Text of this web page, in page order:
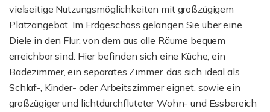
vielseitige Nutzungsmöglichkeiten mit großzügigem
Platzangebot. Im Erdgeschoss gelangen Sie über eine
Diele in den Flur, von dem aus alle Räume bequem
erreichbar sind. Hier befinden sich eine Küche, ein
Badezimmer, ein separates Zimmer, das sich ideal als
Schlaf-, Kinder- oder Arbeitszimmer eignet, sowie ein
großzügiger und lichtdurchfluteter Wohn- und Essbereich